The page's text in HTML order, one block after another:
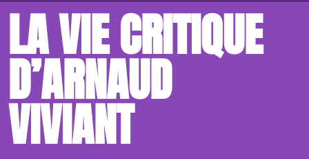
LA VIE CRITIQUE
D’ARNAUD
VIVIANT